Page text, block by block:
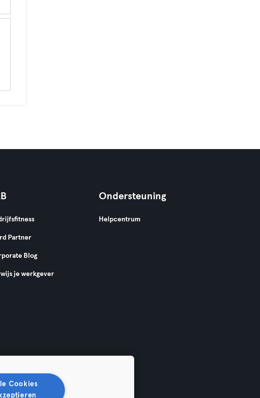
Partner
Blog
je werkgever
Ondersteuning
Helpcentrum
Cookies